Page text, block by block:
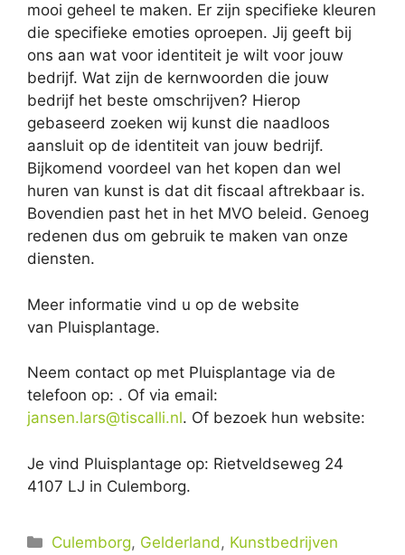
mooi geheel te maken. Er zijn specifieke kleuren
die specifieke emoties oproepen. Jij geeft bij
ons aan wat voor identiteit je wilt voor jouw
bedrijf. Wat zijn de kernwoorden die jouw
bedrijf het beste omschrijven? Hierop
gebaseerd zoeken wij kunst die naadloos
aansluit op de identiteit van jouw bedrijf.
Bijkomend voordeel van het kopen dan wel
huren van kunst is dat dit fiscaal aftrekbaar is.
Bovendien past het in het MVO beleid. Genoeg
redenen dus om gebruik te maken van onze
diensten.
Meer informatie vind u op de website
van Pluisplantage.
Neem contact op met Pluisplantage via de
telefoon op: . Of via email:
jansen.lars@tiscalli.nl. Of bezoek hun website:
Je vind Pluisplantage op: Rietveldseweg 24
4107 LJ in Culemborg.
Categorieën
Culemborg, Gelderland , Kunstbedrijven